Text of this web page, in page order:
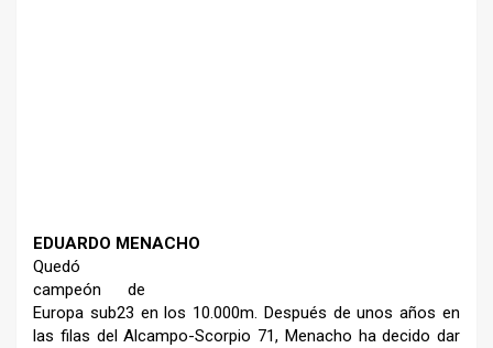
EDUARDO MENACHO
Quedó
campeón de
Europa sub23 en los 10.000m. Después de unos años en
las filas del Alcampo-Scorpio 71, Menacho ha decido dar